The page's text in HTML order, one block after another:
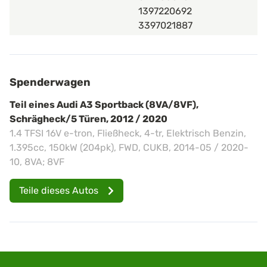
1397220692
3397021887
Spenderwagen
Teil eines Audi A3 Sportback (8VA/8VF),
Schrägheck/5 Türen, 2012 / 2020
1.4 TFSI 16V e-tron, Fließheck, 4-tr, Elektrisch Benzin,
1.395cc, 150kW (204pk), FWD, CUKB, 2014-05 / 2020-
10, 8VA; 8VF
Teile dieses Autos